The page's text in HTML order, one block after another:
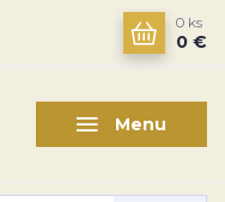
Menu
0 ks
0 €